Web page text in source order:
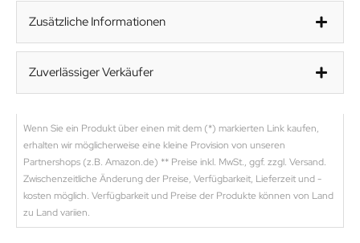
Zusätzliche Informationen
Zuverlässiger Verkäufer
Wenn Sie ein Produkt über einen mit dem (*) markierten Link kaufen,
erhalten wir möglicherweise eine kleine Provision von unseren
Partnershops (z.B. Amazon.de) ** Preise inkl. MwSt., ggf. zzgl. Versand.
Zwischenzeitliche Änderung der Preise, Verfügbarkeit, Lieferzeit und -
kosten möglich. Verfügbarkeit und Preise der Produkte können von Land
zu Land variien.